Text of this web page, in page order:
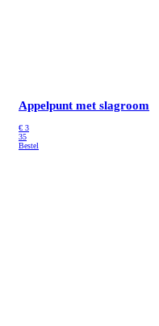
Appelpunt met slagroom
€ 3
35
Bestel